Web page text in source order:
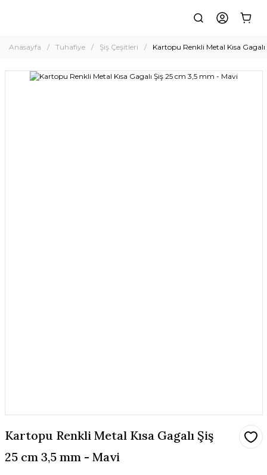
Anasayfa Tuhafiye Şiş Çeşitleri Kartopu Renkli Metal Kısa
Kartopu Renkli Metal Kısa Gagalı Şiş
25 cm 3,5 mm - Mavi